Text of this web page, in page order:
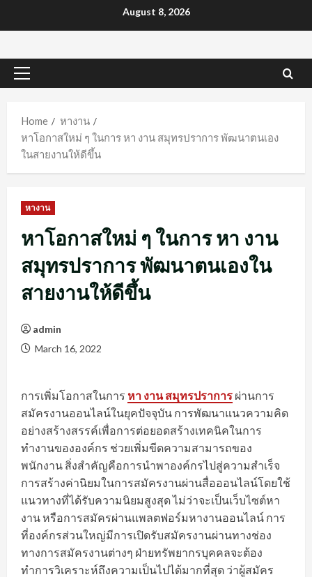
August 8, 2026
Primary
Home
หางาน
หาโอกาสใหม่ ๆ ในการ หา งาน สมุทรปราการ พัฒนาตนเอง
ในสายงานให้ดีขึ้น
หางาน
หาโอกาสใหม่ ๆ ในการ หา งาน
สมุทรปราการ พัฒนาตนเองใน
สายงานให้ดีขึ้น
admin
March 16, 2022
การเพิ่มโอกาสในการ หา งาน สมุทรปราการ ผ่านการ
สมัครงานออนไลน์ในยุคปัจจุบัน การพัฒนาแนวความคิด
อย่างสร้างสรรค์เพื่อการต่อยอดสร้างเทคนิคในการ
ทำงานขององค์กร ช่วยเพิ่มขีดความสามารถของ
พนักงาน สิ่งสำคัญคือการนำพาองค์กรไปสู่ความสำเร็จ
การสร้างค่านิยมในการสมัครงานผ่านสื่อออนไลน์โดยใช้
แนวทางที่ได้รับความนิยมสูงสุด ไม่ว่าจะเป็นเว็บไซต์หา
งาน หรือการสมัครผ่านแพลตฟอร์มหางานออนไลน์ การ
ที่องค์กรส่วนใหญ่มีการเปิดรับสมัครงานผ่านทางช่อง
ทางการสมัครงานต่างๆ ฝ่ายทรัพยากรบุคคลจะต้อง
ทำการวิเคราะห์ถึงความเป็นไปได้มากที่สุด ว่าผู้สมัคร